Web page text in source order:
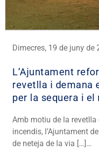
Dimecres, 19 de juny de
L’Ajuntament
revetlla i demana
per la sequera i el
Amb motiu de la revetlla
incendis, l’Ajuntament
de neteja de la via […]…